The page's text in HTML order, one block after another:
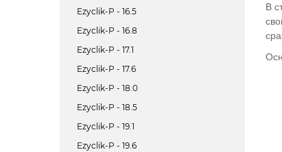
Ezyclik-P - 16.5
Ezyclik-P - 16.8
Ezyclik-P - 17.1
Ezyclik-P - 17.6
Ezyclik-P - 18.0
Ezyclik-P - 18.5
Ezyclik-P - 19.1
Ezyclik-P - 19.6
В